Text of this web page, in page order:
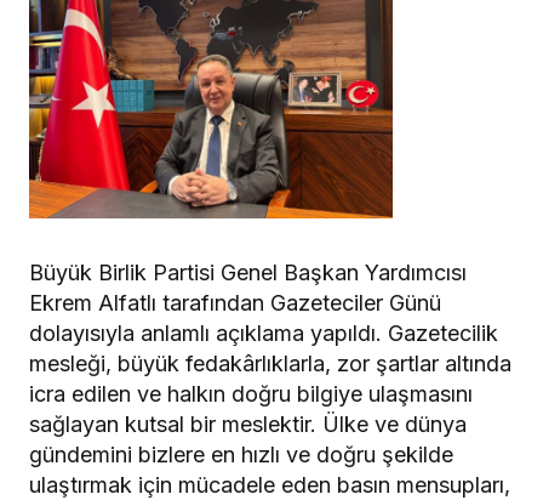
Büyük Birlik Partisi Genel Başkan Yardımcısı
Ekrem Alfatlı tarafından Gazeteciler Günü
dolayısıyla anlamlı açıklama yapıldı. Gazetecilik
mesleği, büyük fedakârlıklarla, zor şartlar altında
icra edilen ve halkın doğru bilgiye ulaşmasını
sağlayan kutsal bir meslektir. Ülke ve dünya
gündemini bizlere en hızlı ve doğru şekilde
ulaştırmak için mücadele eden basın mensupları,